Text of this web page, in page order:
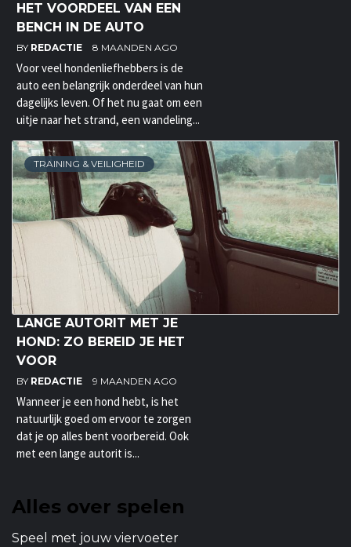
HET VOORDEEL VAN EEN
BENCH IN DE AUTO
BY REDACTIE 8 MAANDEN AGO
Voor veel hondenliefhebbers is de
auto een belangrijk onderdeel van hun
dagelijks leven. Of het nu gaat om een
uitje naar het strand, een wandeling...
TRAINING & VEILIGHEID
LANGE AUTORIT MET JE
HOND: ZO BEREID JE HET
VOOR
BY REDACTIE 9 MAANDEN AGO
Wanneer je een hond hebt, is het
natuurlijk goed om ervoor te zorgen
dat je op alles bent voorbereid. Ook
met een lange autorit is...
Alles over spelen
Speel met jouw viervoeter